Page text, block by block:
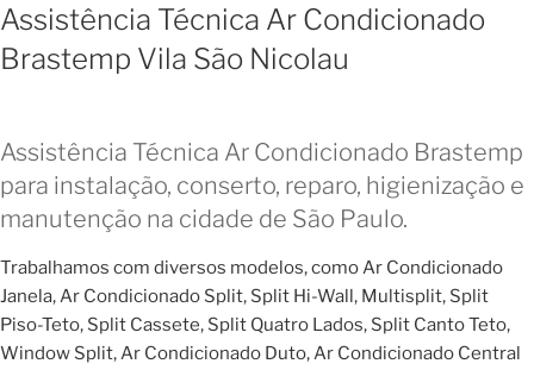
Assistência Técnica Ar Condicionado
Brastemp Vila São Nicolau
Assistência Técnica Ar Condicionado Brastemp
para instalação, conserto, reparo, higienização e
manutenção na cidade de São Paulo.
Trabalhamos com diversos modelos, como Ar Condicionado
Janela, Ar Condicionado Split, Split Hi-Wall, Multisplit, Split
Piso-Teto, Split Cassete, Split Quatro Lados, Split Canto Teto,
Window Split, Ar Condicionado Duto, Ar Condicionado Central